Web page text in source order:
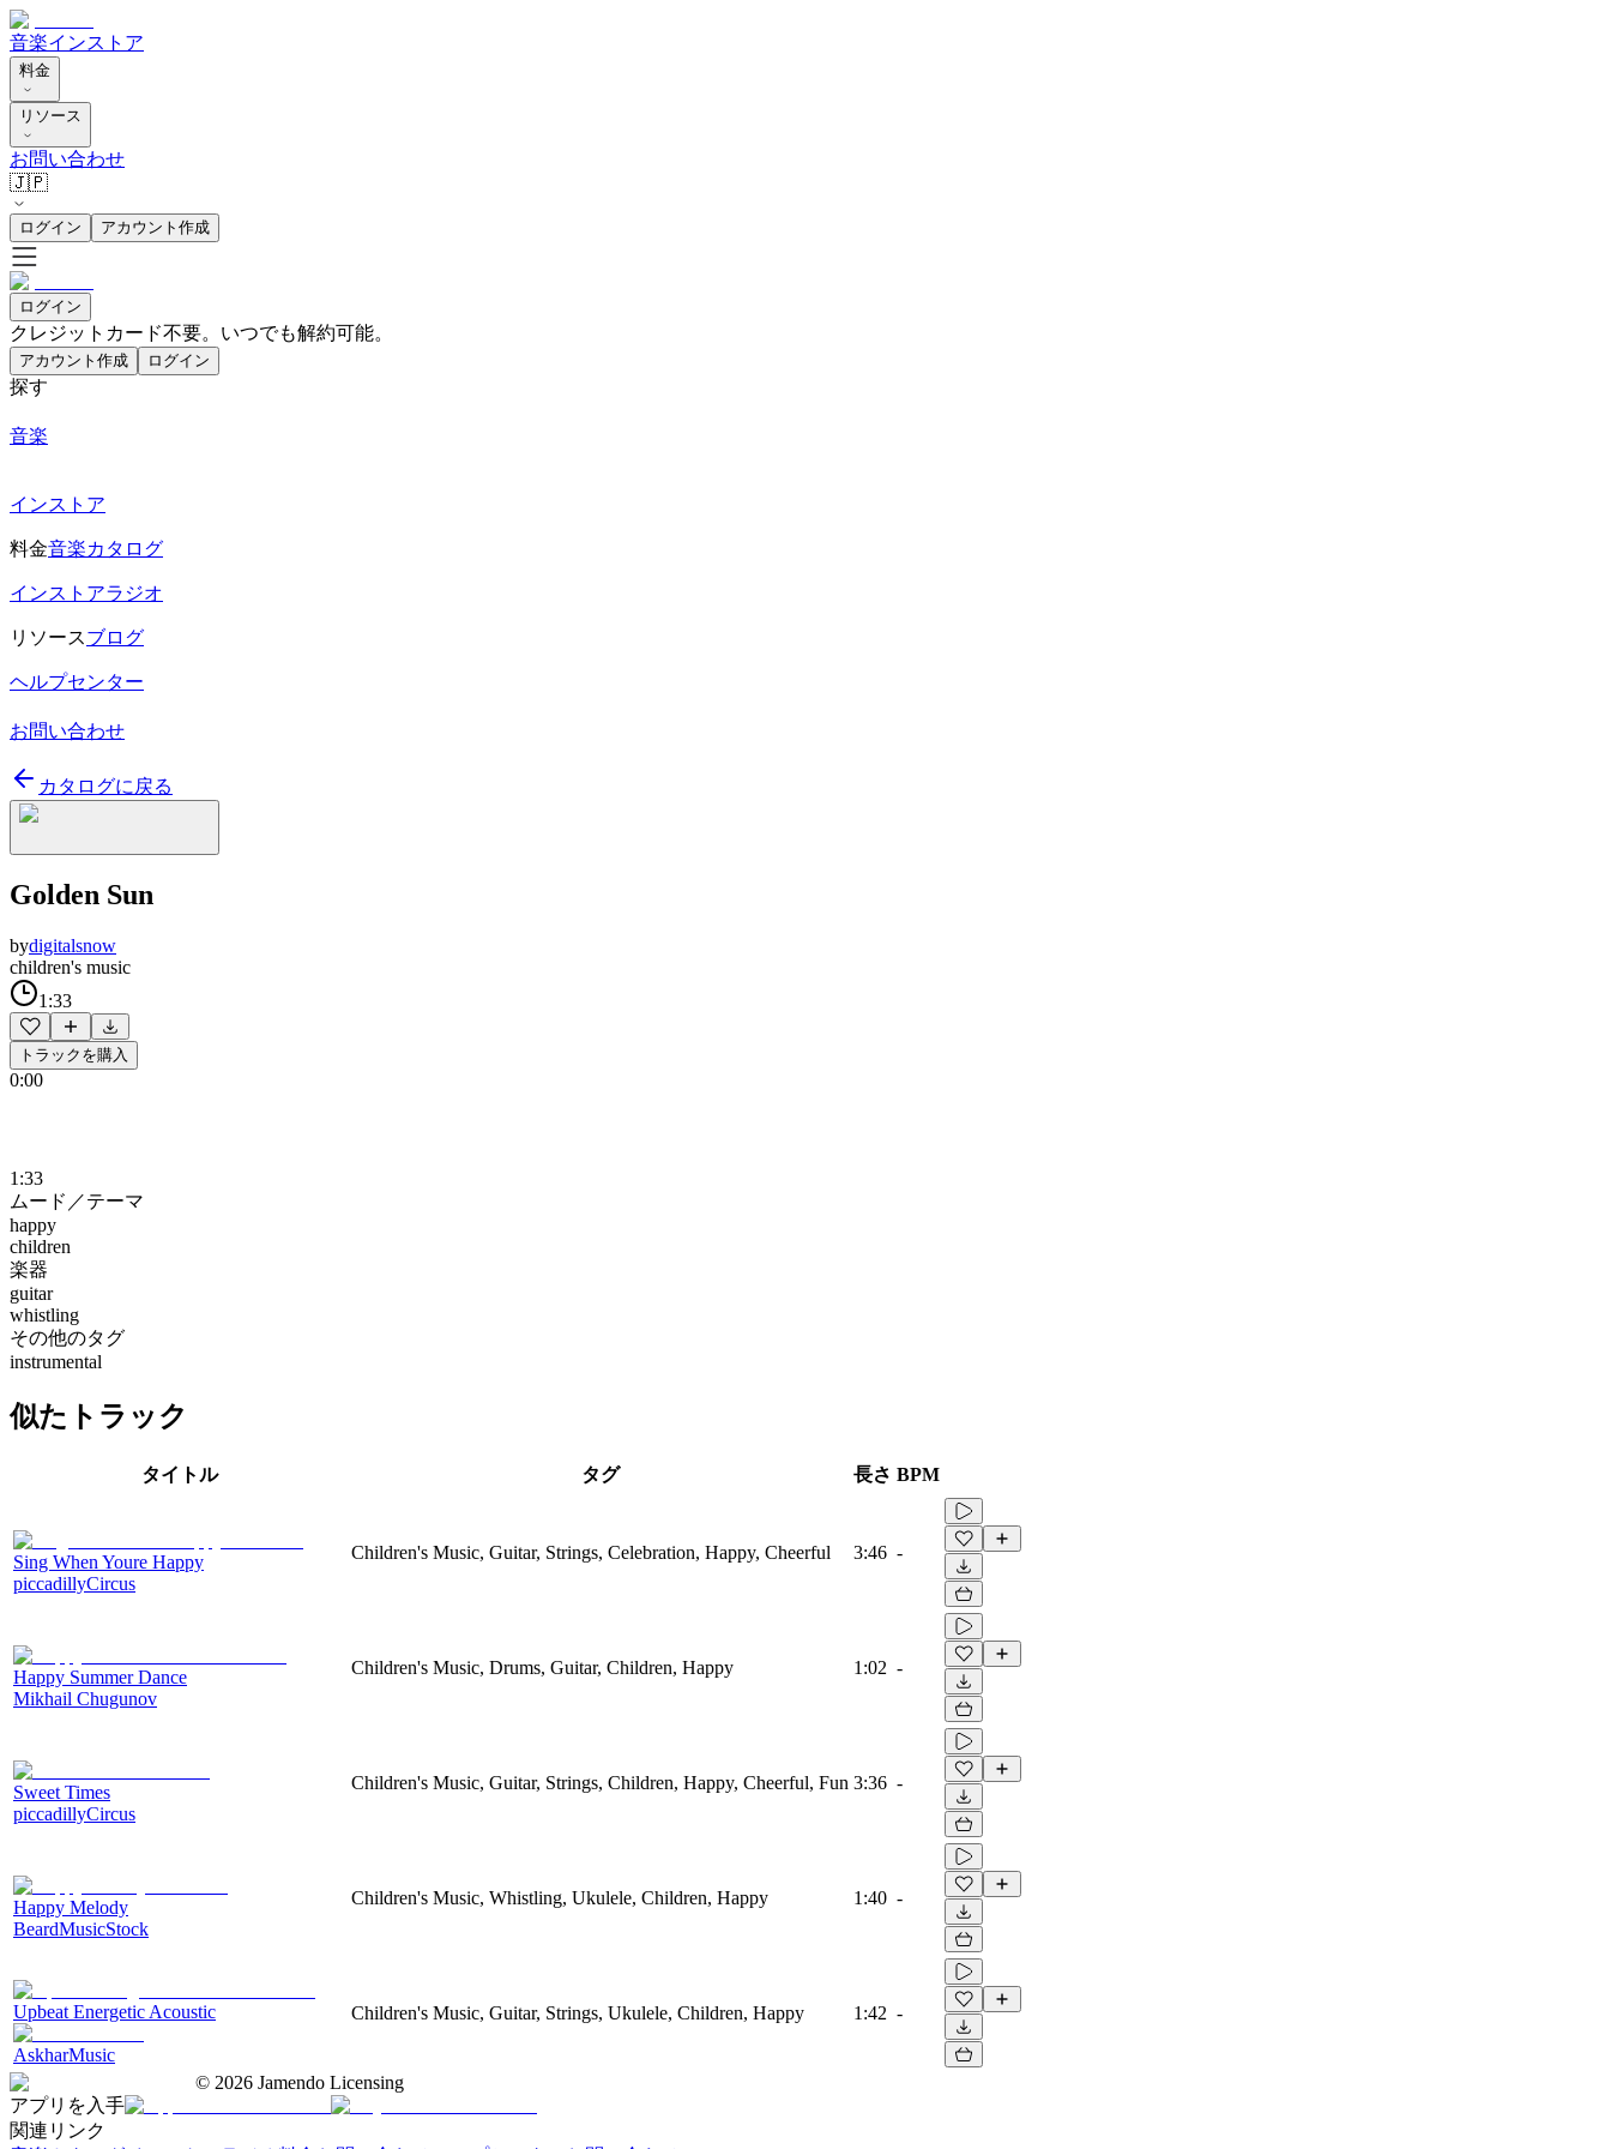
音楽インストア
料金
リソース
お問い合わせ
🇯🇵
ログイン アカウント作成
ログイン
クレジットカード不要。いつでも解約可能。
アカウント作成 ログイン
探す
音楽
インストア
料金音楽カタログ
インストアラジオ
リソースブログ
ヘルプセンター
お問い合わせ
カタログに戻る
Golden Sun
bydigitalsnow
children's music
1:33
トラックを購入
0:00
1:33
ムード／テーマ
happy
children
楽器
guitar
whistling
その他のタグ
instrumental
似たトラック
タイトル タグ 長さ BPM
Sing When Youre Happy
piccadillyCircus
Children's Music, Guitar, Strings, Celebration, Happy, Cheerful 3:46 -
Happy Summer Dance
Mikhail Chugunov
Children's Music, Drums, Guitar, Children, Happy 1:02 -
Sweet Times
piccadillyCircus
Children's Music, Guitar, Strings, Children, Happy, Cheerful, Fun 3:36 -
Happy Melody
BeardMusicStock
Children's Music, Whistling, Ukulele, Children, Happy 1:40 -
Upbeat Energetic Acoustic
AskharMusic
Children's Music, Guitar, Strings, Ukulele, Children, Happy 1:42 -
© 2026 Jamendo Licensing
アプリを入手
関連リンク